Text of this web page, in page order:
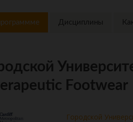
Дисциплины
Footwear
Городской